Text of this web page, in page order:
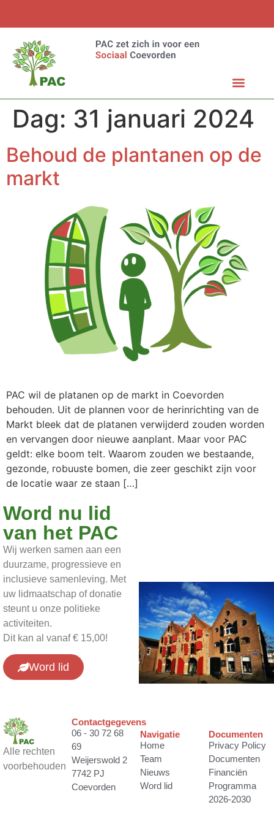
Dag: 31 januari 2024
Behoud de plantanen op de
markt
PAC wil de platanen op de markt in Coevorden
behouden. Uit de plannen voor de herinrichting van de
Markt bleek dat de platanen verwijderd zouden worden
en vervangen door nieuwe aanplant. Maar voor PAC
geldt: elke boom telt. Waarom zouden we bestaande,
gezonde, robuuste bomen, die zeer geschikt zijn voor
de locatie waar ze staan […]
Word nu lid
van het PAC
Wij werken samen aan een
duurzame, progressieve en
inclusieve samenleving. Met
uw lidmaatschap of donatie
steunt u onze politieke
activiteiten.
Dit kan al vanaf € 15,00!
Word lid
Alle rechten
voorbehouden
Contactgegevens
06 - 30 72 68
69
Weijerswold 2
7742 PJ
Coevorden
Navigatie
Home
Team
Nieuws
Word lid
Documenten
Privacy Policy
Documenten
Financiën
Programma
2026-2030